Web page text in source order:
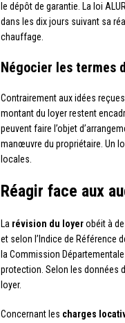
le dépôt de garantie. La loi
dans les dix jours suivant sa
chauffage.
Négocier les termes
Contrairement aux idées
montant du loyer restent
peuvent faire l’objet
manœuvre du propriétaire. Un
locales.
Réagir face aux
La révision du loyerobéit à
et selon l’Indice de Référence
la Commission
protection. Selon les données
loyer.
Concernant les charges